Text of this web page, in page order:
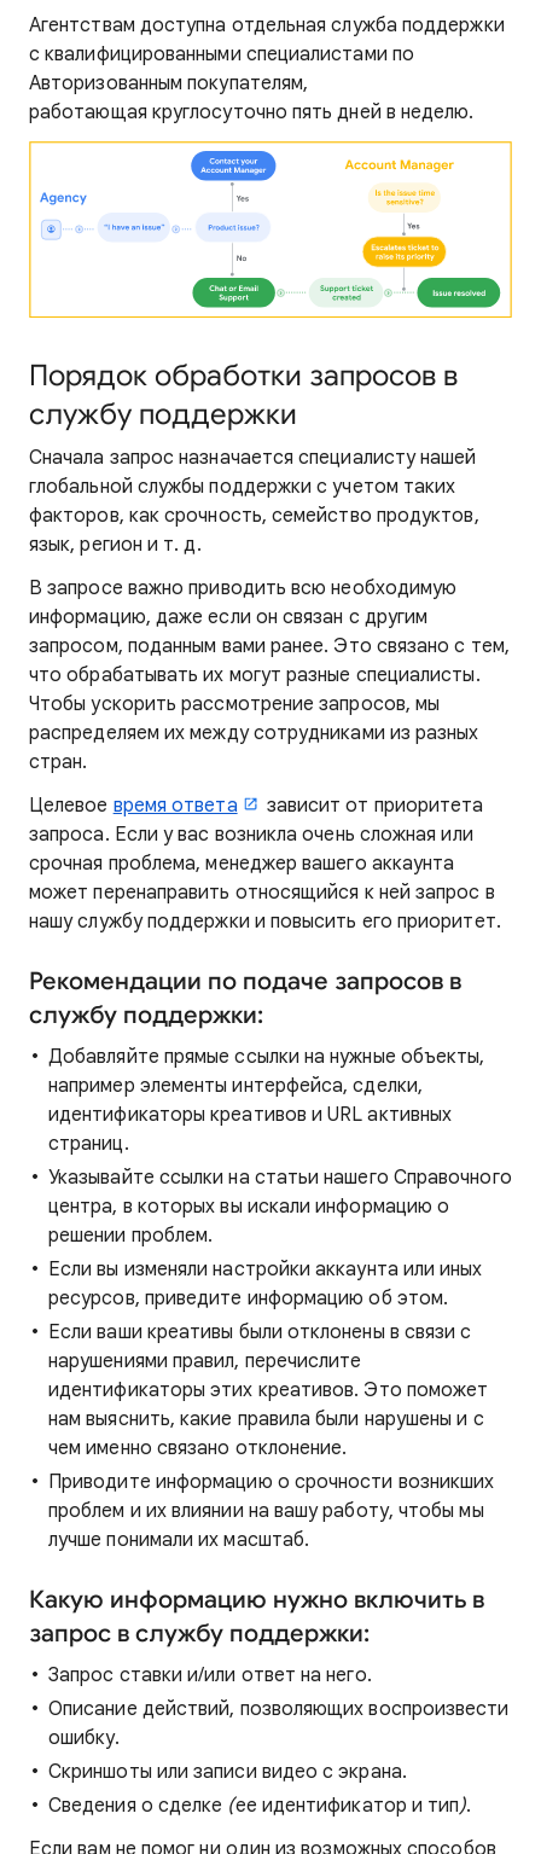
Агентствам доступна отдельная служба поддержки
с квалифицированными специалистами по
Авторизованным покупателям,
работающая круглосуточно пять дней в неделю.
Порядок обработки запросов в
службу поддержки
Сначала запрос назначается специалисту нашей
глобальной службы поддержки с учетом таких
факторов, как срочность, семейство продуктов,
язык, регион и т. д.
В запросе важно приводить всю необходимую
информацию, даже если он связан с другим
запросом, поданным вами ранее. Это связано с тем,
что обрабатывать их могут разные специалисты.
Чтобы ускорить рассмотрение запросов, мы
распределяем их между сотрудниками из разных
стран.
Целевое время ответа
зависит от приоритета
запроса. Если у вас возникла очень сложная или
срочная проблема, менеджер вашего аккаунта
может перенаправить относящийся к ней запрос в
нашу службу поддержки и повысить его приоритет.
Рекомендации по подаче запросов в
службу поддержки:
Добавляйте прямые ссылки на нужные объекты,
например элементы интерфейса, сделки,
идентификаторы креативов и URL активных
страниц.
Указывайте ссылки на статьи нашего Справочного
центра, в которых вы искали информацию о
решении проблем.
Если вы изменяли настройки аккаунта или иных
ресурсов, приведите информацию об этом.
Если ваши креативы были отклонены в связи с
нарушениями правил, перечислите
идентификаторы этих креативов. Это поможет
нам выяснить, какие правила были нарушены и с
чем именно связано отклонение.
Приводите информацию о срочности возникших
проблем и их влиянии на вашу работу, чтобы мы
лучше понимали их масштаб.
Какую информацию нужно включить в
запрос в службу поддержки:
Запрос ставки и/или ответ на него.
Описание действий, позволяющих воспроизвести
ошибку.
Скриншоты или записи видео с экрана.
Сведения о сделке (ее идентификатор и тип).
Если вам не помог ни один из возможных способов